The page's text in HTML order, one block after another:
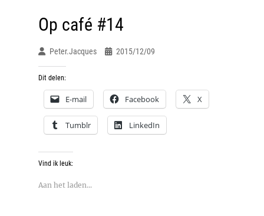
Op café #14
Peter.jacques 2015/12/09
Dit delen:
E-mail Facebook X
Tumblr LinkedIn
Vind ik leuk:
Aan het laden...